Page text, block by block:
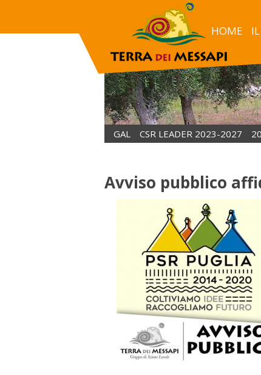
HOME
Avviso pubblico affidamento incarico tecnico esperto403
GAL CSR LEADER 2023-2027
Avviso pubblico